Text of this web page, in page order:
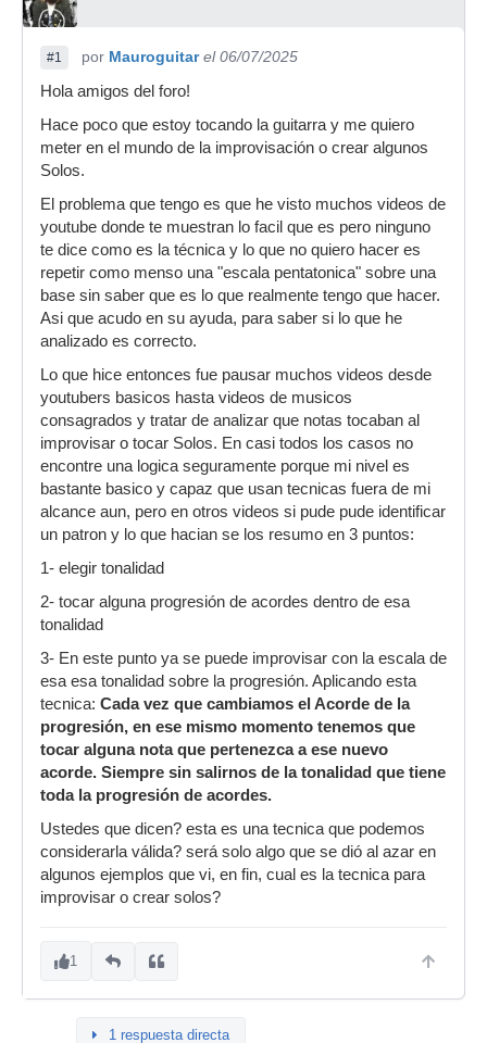
#1 por Mauroguitar el 06/07/2025
Hola amigos del foro!
Hace poco que estoy tocando la guitarra y me quiero
meter en el mundo de la improvisación o crear algunos
Solos.
El problema que tengo es que he visto muchos videos de
youtube donde te muestran lo facil que es pero ninguno
te dice como es la técnica y lo que no quiero hacer es
repetir como menso una "escala pentatonica" sobre una
base sin saber que es lo que realmente tengo que hacer.
Asi que acudo en su ayuda, para saber si lo que he
analizado es correcto.
Lo que hice entonces fue pausar muchos videos desde
youtubers basicos hasta videos de musicos
consagrados y tratar de analizar que notas tocaban al
improvisar o tocar Solos. En casi todos los casos no
encontre una logica seguramente porque mi nivel es
bastante basico y capaz que usan tecnicas fuera de mi
alcance aun, pero en otros videos si pude pude identificar
un patron y lo que hacian se los resumo en 3 puntos:
1- elegir tonalidad
2- tocar alguna progresión de acordes dentro de esa
tonalidad
3- En este punto ya se puede improvisar con la escala de
esa esa tonalidad sobre la progresión. Aplicando esta
tecnica: Cada vez que cambiamos el Acorde de la
progresión, en ese mismo momento tenemos que
tocar alguna nota que pertenezca a ese nuevo
acorde. Siempre sin salirnos de la tonalidad que tiene
toda la progresión de acordes.
Ustedes que dicen? esta es una tecnica que podemos
considerarla válida? será solo algo que se dió al azar en
algunos ejemplos que vi, en fin, cual es la tecnica para
improvisar o crear solos?
1
1 respuesta directa